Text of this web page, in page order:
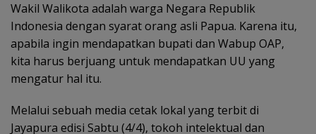
Wakil Walikota adalah warga Negara Republik
Indonesia dengan syarat orang asli Papua. Karena itu,
apabila ingin mendapatkan bupati dan Wabup OAP,
kita harus berjuang untuk mendapatkan UU yang
mengatur hal itu.
Melalui sebuah media cetak lokal yang terbit di
Jayapura edisi Sabtu (4/4), tokoh intelektual dan